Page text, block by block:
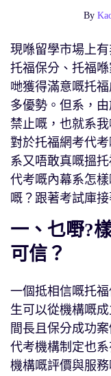
By
現喺留學市場上
托福保分、托福
哋獲得滿意嘅托
多優勢。但系，
禁止嘅，也就系
對於托福網考代
系又唔敢真嘅搵
代考嘅內幕系怎
嘅？跟著考試庫
一、乜嘢?
可信？
一個抵相信嘅托
生可以從機構嘅
間長且保分成功
代考機構制定也
機構嘅評價與服